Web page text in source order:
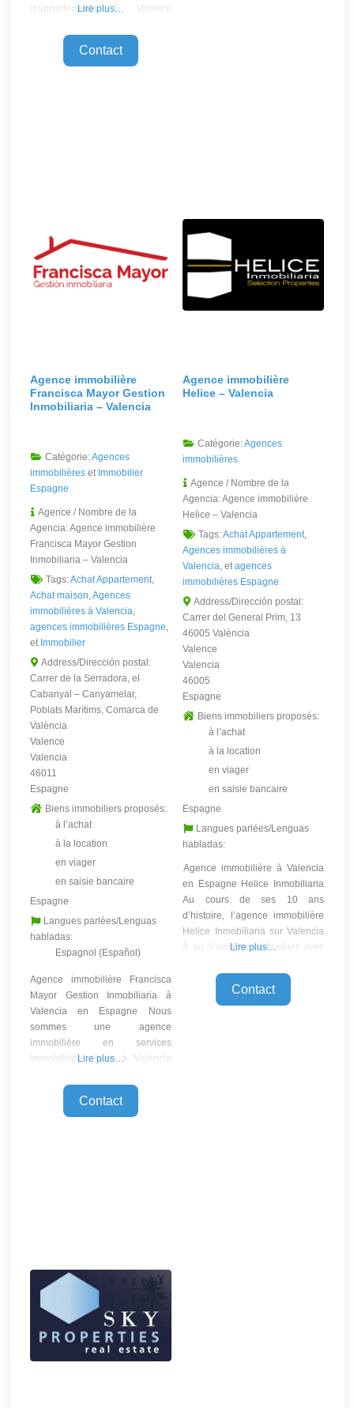
d’appartements à Valence
zone de la plage, gère
également la location et la vente
Lire plus…
Contact
Agence immobilière
Francisca Mayor Gestion
Inmobiliaria – Valencia
Catégorie:Agences
immobilières et Immobilier
Espagne
Agence / Nombre de la
Agencia:Agence immobilière
Francisca Mayor Gestion
Inmobiliaria – Valencia
Tags:Achat Appartement,
Achat maison,Agences
immobilières à Valencia,
agences immobilières Espagne,
et Immobilier
Address/Dirección postal:
Carrer de la Serradora, el
Cabanyal – Canyamelar,
Poblats Marítims, Comarca de
València
Valence
Valencia
46011
Espagne
Biens immobiliers proposés:
à l’achat
à la location
en viager
en saisie bancaire
Espagne
Langues parlées/Lenguas
habladas:
Espagnol (Español)
Agence immobilière Francisca
Mayor Gestion Inmobiliaria à
Valencia en Espagne Nous
sommes une agence
immobilière en services
immobiliers, située à Valencia
ans d’expérience
professionnelle dans le secteur.
Lire plus…
Contact
Agence immobilière
Helice – Valencia
Catégorie:Agences
immobilières
Agence / Nombre de la
Agencia:Agence immobilière
Helice – Valencia
Tags:Achat Appartement,
Agences immobilières à
Valencia, etagences
immobilières Espagne
Address/Dirección postal:
Carrer del General Prim, 13
46005 València
Valence
Valencia
46005
Espagne
Biens immobiliers proposés:
à l’achat
à la location
en viager
en saisie bancaire
Espagne
Langues parlées/Lenguas
habladas:
Agence immobilière à Valencia
en Espagne Helice Inmobiliaria
Au cours de ses 10 ans
d’histoire, l’agence immobilière
Helice Inmobiliaria sur Valencia
à su s’adapter et évoluer avec
tendances du public étranger et
valencien, créant ainsi de
Lire plus…
Contact